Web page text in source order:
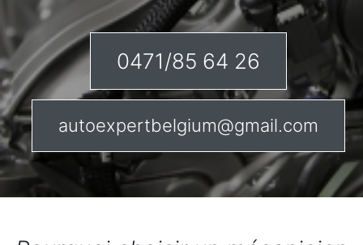
0471/85 64 26
autoexpertbelgium@gmail.com